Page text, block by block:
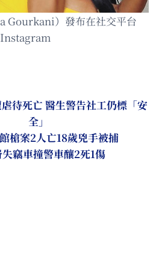
Gourkani）發布在社交平台
待死亡 醫生警告社工仍標「安
全」
槍案2人亡18歲兇手被捕
竊車撞警車釀2死1傷